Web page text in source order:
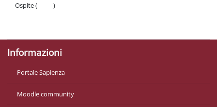
Ospite (
)
Informazioni
Portale Sapienza
Moodle community